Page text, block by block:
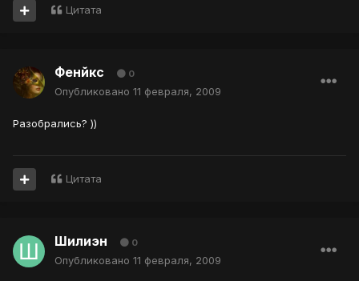
Цитата
Фенйкс 0
Опубликовано 11 февраля, 2009
Разобрались? ))
Цитата
Шилиэн 0
Опубликовано 11 февраля, 2009